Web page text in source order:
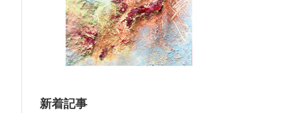
新着記事